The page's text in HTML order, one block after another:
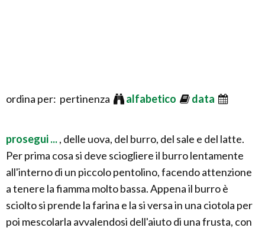
ordina per: pertinenza alfabetico data
prosegui ..., delle uova, del burro, del sale e del latte.
Per prima cosa si deve sciogliere il burro lentamente
all'interno di un piccolo pentolino, facendo attenzione
a tenere la fiamma molto bassa. Appena il burro è
sciolto si prende la farina e la si versa in una ciotola per
poi mescolarla avvalendosi dell'aiuto di una frusta, con